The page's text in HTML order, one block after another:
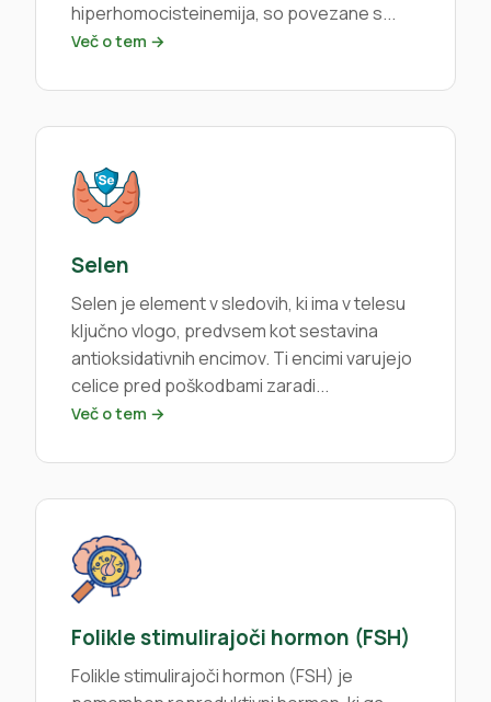
hiperhomocisteinemija, so povezane s...
Več o tem →
Selen
Selen je element v sledovih, ki ima v telesu
ključno vlogo, predvsem kot sestavina
antioksidativnih encimov. Ti encimi varujejo
celice pred poškodbami zaradi...
Več o tem →
Folikle stimulirajoči hormon (FSH)
Folikle stimulirajoči hormon (FSH) je